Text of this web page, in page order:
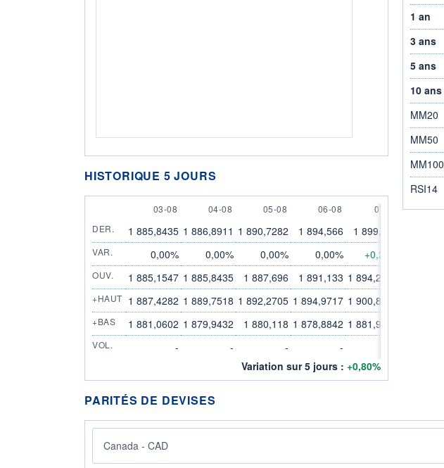
HISTORIQUE 5 JOURS
3 AUGUST
03-08 4 AUGUST
04-08 5 AUGUST
05-08 6 AUGUST
06-08 7 AUGUST
07-08
DER.
1 885,8435 1 886,8911 1 890,7282 1 894,566 1 899,315
VAR. 0,00% 0,00% 0,00% 0,00% +0,25%
OUV. 1 885,1547 1 885,8435 1 887,696 1 891,133 1 894,2957
+HAUT 1 887,4282 1 889,7518 1 892,2705 1 894,9717 1 900,8078
+BAS 1 881,0602 1 879,9432 1 880,118 1 878,8842 1 881,9819
VOL. - - - -
Variation sur 5 jours : +0,80%
1 an
3 ans
5 ans
10 ans
MM20
MM50
MM100
RSI14
PARITÉS DE DEVISES
Canada - CAD